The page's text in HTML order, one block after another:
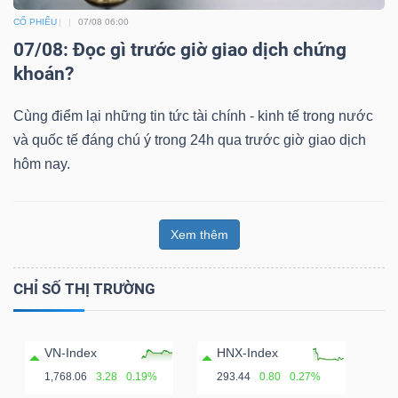
CỔ PHIẾU 07/08 06:00
07/08: Đọc gì trước giờ giao dịch chứng
khoán?
Cùng điểm lại những tin tức tài chính - kinh tế trong nước
và quốc tế đáng chú ý trong 24h qua trước giờ giao dịch
hôm nay.
Xem thêm
CHỈ SỐ THỊ TRƯỜNG
VN-Index
1,768.06 3.28 0.19%
HNX-Index
293.44 0.80 0.27%